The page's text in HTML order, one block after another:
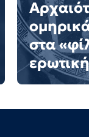
στα